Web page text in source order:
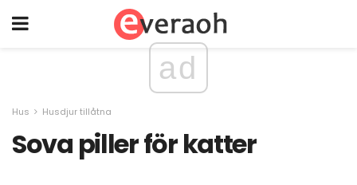
ad
Hus Husdjur tillåtna
Sova piller för katter